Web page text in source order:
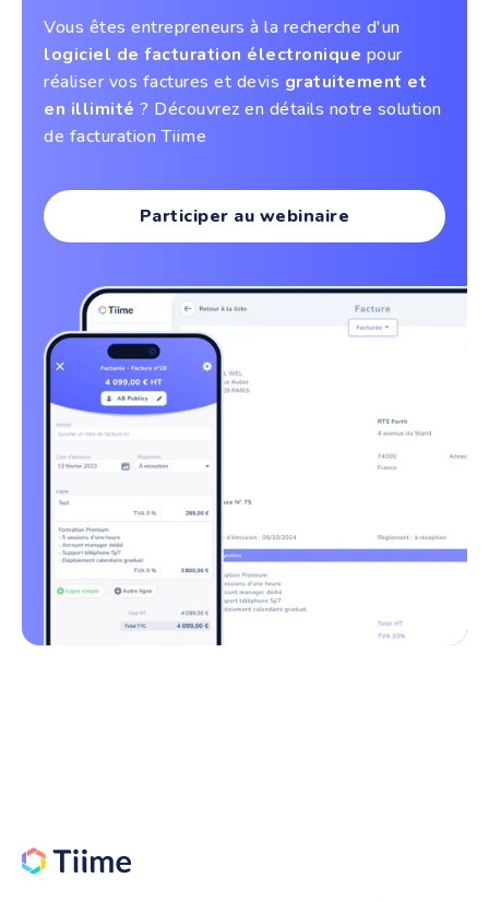
Vous êtes entrepreneurs à la recherche d'un
logiciel de facturation électronique pour
réaliser vos factures et devis gratuitement et
en illimité ? Découvrez en détails notre solution
de facturation Tiime
Participer au webinaire